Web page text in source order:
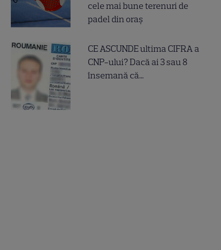
cele mai bune terenuri de
padel din oraș
CE ASCUNDE ultima CIFRA a
CNP-ului? Dacă ai 3 sau 8
însemană că...